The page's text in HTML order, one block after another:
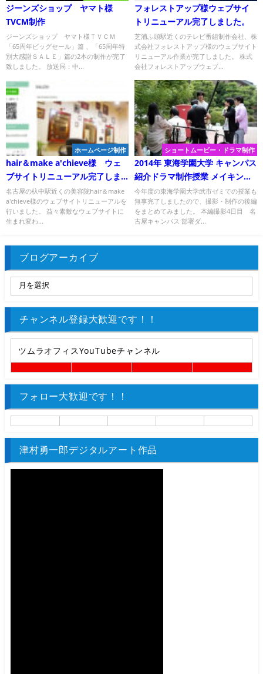
ジーンズショップ ヤマト様
TVCM制作
ジーンズショップ ヤマト様ＴＶＣＭ
「65周年ビッグセール」篇 、「65周年特
別大感謝ＳＡＬＥ」篇の2本の制作が完了
致しました。 放送局：中...
フォレストアップ様ウェブサイ
トリニューアル完了しました。
芝浦ふ頭駅近くのテレビ番組制作会社、株
式会社フォレストアップ様のウェブサイト
リニューアル作業が完了しました。 株式
会社フォレストアップウェブ...
ホームページ制作
hair＆make a'chieve様 ウェ
ブサイトリニューアル完了しま
した。
名古屋の杁中駅近くの美容院hair＆make
a'chieve様のウェブサイトリニューアルを
行いました。 益々素敵なウェブサイトに
生まれ変わ...
ショートムービー・ドラマ制作
2014年 東海学園大学 キャンパス
紹介ドラマ制作授業 メイキング
後編
今年度の東海学園大学武市ゼミでの授業も
無事完了しましたので、撮影・制作の後編
をまとめてみました。 本編撮影4日目 名
古屋キャンパス 部署ダ...
ブログアーカイブ
チャンネル登録大歓迎です！！
ツムラオフィスYouTubeチャンネル
フォロー大歓迎です！！
津村勇一郎デジタルアート作品